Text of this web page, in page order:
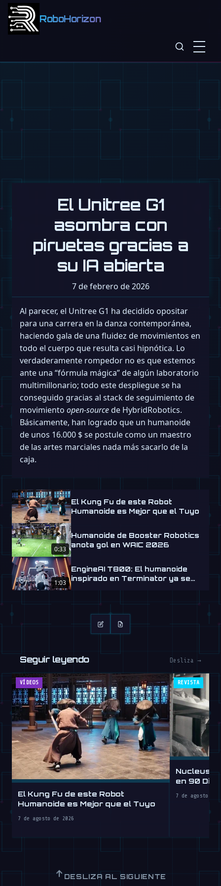
RoboHorizon
El Unitree G1
asombra con
piruetas gracias a
su IA abierta
7 de febrero de 2026
Al parecer, el Unitree G1 ha decidido opositar
para una carrera en la danza contemporánea,
haciendo gala de una fluidez de movimientos en
todo el cuerpo que resulta casi hipnótica. Lo
verdaderamente rompedor no es que estemos
ante una “fórmula mágica” de algún laboratorio
multimillonario; todo este despliegue se ha
conseguido gracias al stack de seguimiento de
movimiento open-sourcede HybridRobotics.
Básicamente, han logrado que un humanoide
de unos 16.000 $ se postule como un maestro
de las artes marciales nada más sacarlo de la
caja.
El Kung Fu de este Robot
Humanoide es Mejor que el Tuyo
0:33
Humanoide de Booster Robotics
anota gol en WAIC 2026
1:03
EngineAI T800: El humanoide
inspirado en Terminator ya se
Seguir leyendo Desliza →
VÍDEOS
El Kung Fu de este Robot
Humanoide es Mejor que el Tuyo
7 de agosto de 2026
REVISTA
Nucleus
en 90
7 de agosto de
↑ DESLIZA AL SIGUIENTE